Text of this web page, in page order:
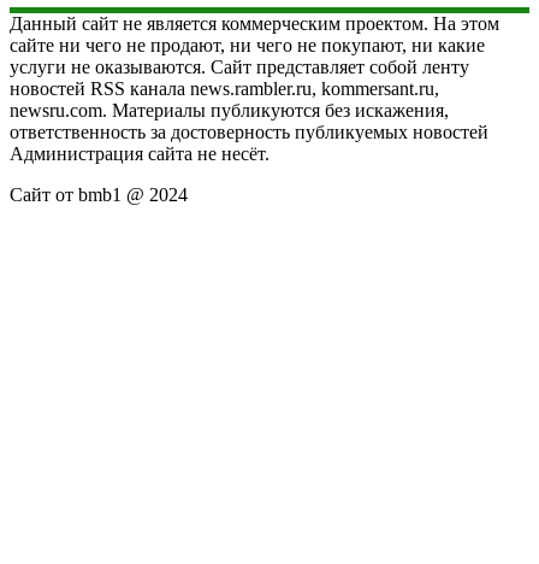
Данный сайт не является коммерческим проектом. На этом
сайте ни чего не продают, ни чего не покупают, ни какие
услуги не оказываются. Сайт представляет собой ленту
новостей RSS канала news.rambler.ru, kommersant.ru,
newsru.com. Материалы публикуются без искажения,
ответственность за достоверность публикуемых новостей
Администрация сайта не несёт.
Сайт от bmb1 @ 2024